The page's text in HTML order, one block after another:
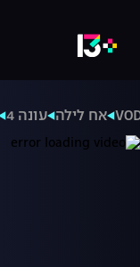
אח לילה עונה 4